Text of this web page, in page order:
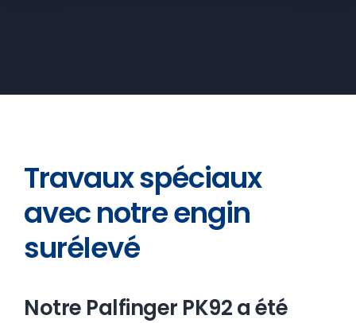
Travaux spéciaux
avec notre engin
surélevé
Notre Palfinger PK92 a été